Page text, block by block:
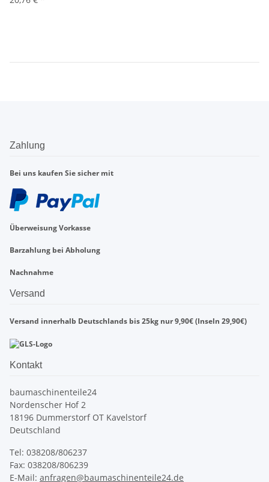
Zahlung
Bei uns kaufen Sie sicher mit
Überweisung Vorkasse
Barzahlung bei Abholung
Nachnahme
Versand
Versand innerhalb Deutschlands bis 25kg nur 9,90€ (Inseln 29,90€)
Kontakt
baumaschinenteile24
Nordenscher Hof 2
18196 Dummerstorf OT Kavelstorf
Deutschland
Tel: 038208/806237
Fax: 038208/806239
E-Mail: anfragen@baumaschinenteile24.de